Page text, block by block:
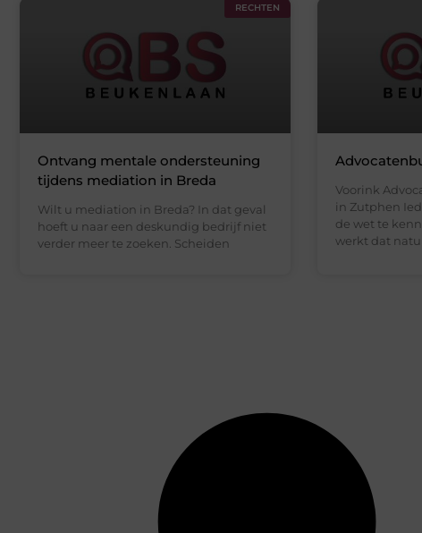
RECHTEN
Ontvang mentale ondersteuning
tijdens mediation in Breda
Wilt u mediation in Breda? In dat geval
hoeft u naar een deskundig bedrijf niet
verder meer te zoeken. Scheiden
Voorink
in Zutphen
de wet te
werkt dat